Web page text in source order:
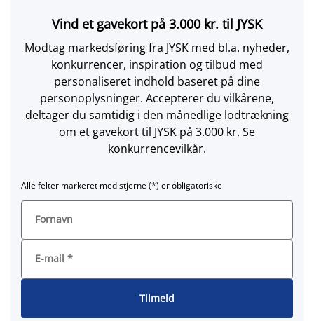
Vind et gavekort på 3.000 kr. til JYSK
Modtag markedsføring fra JYSK med bl.a. nyheder,
konkurrencer, inspiration og tilbud med
personaliseret indhold baseret på dine
personoplysninger. Accepterer du vilkårene,
deltager du samtidig i den månedlige lodtrækning
om et gavekort til JYSK på 3.000 kr. Se
konkurrencevilkår.
Alle felter markeret med stjerne (*) er obligatoriske
Fornavn
E-mail *
Tilmeld